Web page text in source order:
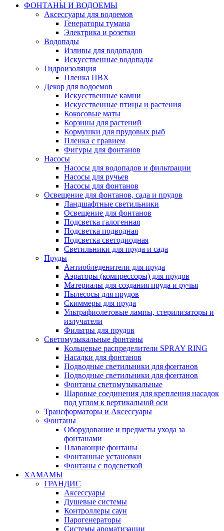
ФОНТАНЫ И ВОДОЕМЫ
Аксессуары для водоемов
Генераторы тумана
Электрика и розетки
Водопады
Изливы для водопадов
Искусственные водопады
Гидроизоляция
Пленка ПВХ
Декор для водоемов
Искусственные камни
Искусственные птицы и растения
Кокосовые маты
Корзины для растений
Кормушки для прудовых рыб
Пленка с гравием
Фигуры для фонтанов
Насосы
Насосы для водопадов и фильтрации
Насосы для ручьев
Насосы для фонтанов
Освещение для фонтанов, сада и прудов
Ландшафтные светильники
Освещение для фонтанов
Подсветка галогенная
Подсветка подводная
Подсветка светодиодная
Светильники для пруда и сада
Пруды
Антиобледенители для пруда
Аэраторы (компрессоры) для прудов
Материалы для создания пруда и ручья
Пылесосы для прудов
Скиммеры для пруда
Ультрафиолетовые лампы, стерилизаторы и
излучатели
Фильтры для прудов
Светомузыкальные фонтаны
Кольцевые распределители SPRAY RING
Насадки для фонтанов
Подводные светильники для фонтанов
Подводные светильники для фонтанов
Фонтаны светомузыкальные
Шаровые соединения для крепления насадок
под углом к вертикальной оси
Трансформаторы и Аксессуары
Фонтаны
Оборудование и предметы ухода за
фонтанами
Плавающие фонтаны
Фонтанные установки
Фонтаны с подсветкой
ХАМАМЫ
ГРАНДИС
Аксессуары
Душевые системы
Контроллеры саун
Парогенераторы
Системы ароматизации